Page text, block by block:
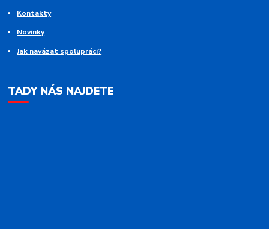
Kontakty
Novinky
Jak navázat spolupráci?
TADY NÁS NAJDETE